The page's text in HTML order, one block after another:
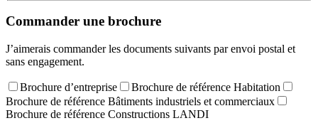
Commander une brochure
J’aimerais commander les documents suivants par envoi postal et
sans engagement.
Brochure d’entreprise
Brochure de référence Habitation
Brochure de référence Bâtiments industriels et commerciaux
Brochure de référence Constructions LANDI